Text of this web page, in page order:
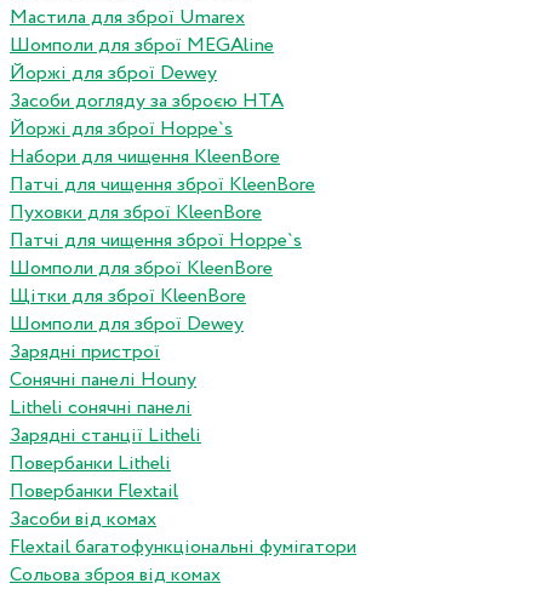
Мастила для зброї Umarex
Шомполи для зброї MEGAline
Йоржі для зброї Dewey
Засоби догляду за зброєю HTA
Йоржі для зброї Hoppe`s
Набори для чищення KleenBore
Патчі для чищення зброї KleenBore
Пуховки для зброї KleenBore
Патчі для чищення зброї Hoppe`s
Шомполи для зброї KleenBore
Щітки для зброї KleenBore
Шомполи для зброї Dewey
Зарядні пристрої
Сонячні панелі Houny
Litheli сонячні панелі
Зарядні станції Litheli
Повербанки Litheli
Повербанки Flextail
Засоби від комах
Flextail багатофункціональні фумігатори
Сольова зброя від комах